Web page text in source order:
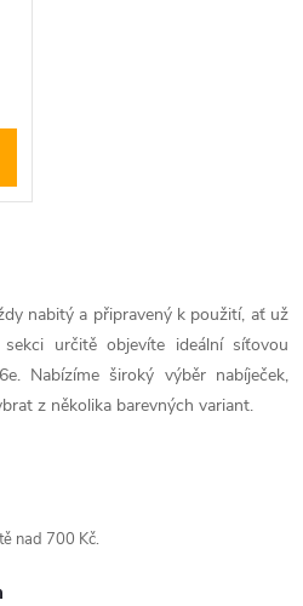
nabitý a připravený k použití, ať už
určitě objevíte ideální síťovou
Nabízíme široký výběr nabíječek,
z několika barevných variant.
nad 700 Kč.